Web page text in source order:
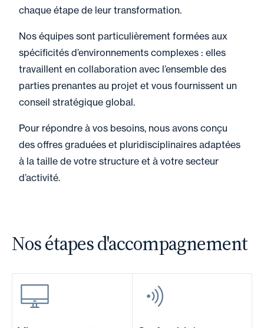
chaque étape de leur transformation.
Nos équipes sont particulièrement formées aux
spécificités d’environnements complexes : elles
travaillent en collaboration avec l’ensemble des
parties prenantes au projet et vous fournissent un
conseil stratégique global.
Pour répondre à vos besoins, nous avons conçu
des offres graduées et pluridisciplinaires adaptées
à la taille de votre structure et à votre secteur
d’activité.
Nos étapes d'accompagnement